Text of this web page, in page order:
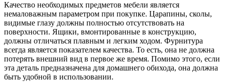
Качество необходимых предметов мебели является
немаловажным параметром при покупке. Царапины, сколы,
видимые глазу должны полностью отсутствовать на
поверхности. Ящики, вмонтированные в конструкцию,
должны отличаться плавным и легким ходом. Фурнитура
всегда является показателем качества. То есть, она не должна
потерять внешний вид в первое же время. Помимо этого, если
эта деталь предназначена для домашнего обихода, она должна
быть удобной в использовании.